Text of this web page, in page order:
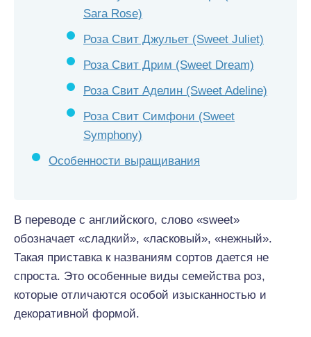
Sara Rose)
Роза Свит Джульет (Sweet Juliet)
Роза Свит Дрим (Sweet Dream)
Роза Свит Аделин (Sweet Adeline)
Роза Свит Симфони (Sweet
Symphony)
Особенности выращивания
В переводе с английского, слово «sweet»
обозначает «сладкий», «ласковый», «нежный».
Такая приставка к названиям сортов дается не
спроста. Это особенные виды семейства роз,
которые отличаются особой изысканностью и
декоративной формой.